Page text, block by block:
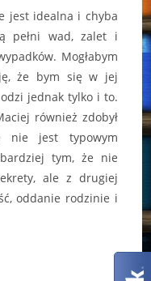
jest idealna i chyba
pełni wad, zalet i
Mogłabym
że bym się w jej
jednak tylko i to.
również zdobył
nie jest typowym
tym, że nie
ale z drugiej
oddanie rodzinie i